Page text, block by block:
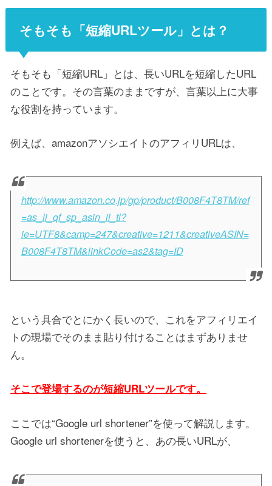
そもそも「短縮URLツール」とは？
そもそも「短縮URL」とは、長いURLを短縮したURL
のことです。その言葉のままですが、言葉以上に大事
な役割を持っています。
例えば、amazonアソシエイトのアフィリURLは、
http://www.amazon.co.jp/gp/product/B008F4T8TM/ref
=as_li_qf_sp_asin_il_tl?
ie=UTF8&camp=247&creative=1211&creativeASIN=
B008F4T8TM&linkCode=as2&tag=ID
という具合でとにかく長いので、これをアフィリエイ
トの現場でそのまま貼り付けることはまずありませ
ん。
そこで登場するのが短縮URLツールです。
ここでは“Google url shortener”を使って解説します。
Google url shortenerを使うと、あの長いURLが、